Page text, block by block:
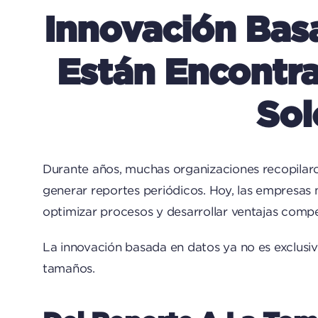
Innovación
Están
Durante años, muchas organizaciones
generar reportes periódicos. Hoy, las
optimizar procesos y desarrollar ventajas
La innovación basada en datos ya no es
tamaños.